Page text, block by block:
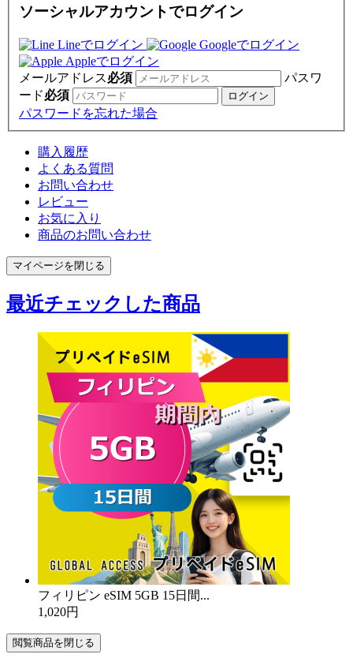
ソーシャルアカウントでログイン
Lineでログイン
Googleでログイン
Appleでログイン
メールアドレス必須
パスワ
ード必須
パスワードを忘れた場合
購入履歴
よくある質問
お問い合わせ
レビュー
お気に入り
商品のお問い合わせ
マイページを閉じる
最近チェックした商品
フィリピン eSIM 5GB 15日間...
1,020円
閲覧商品を閉じる